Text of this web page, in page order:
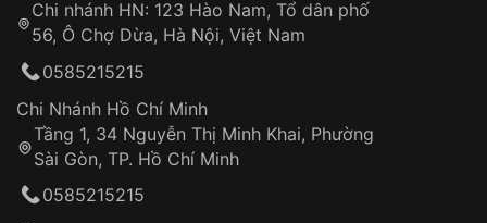
Từ khóa SEO:
Khách hàng kiểm tra và thanh toán trực tiếp
Đảm bảo quyền lợi khách hàng
Đồng hành cùng khách hàng trong suốt quá
trình sử dụng
Chi nhánh HN: 123 Hào Nam, Tổ dân phố
56, Ô Chợ Dừa, Hà Nội, Việt Nam
0585215215
Chi Nhánh Hồ Chí Minh
Tầng 1, 34 Nguyễn Thị Minh Khai, Phường
Sài Gòn, TP. Hồ Chí Minh
0585215215